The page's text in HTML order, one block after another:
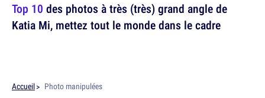
Top 10 des photos à très (très) grand angle de
Katia Mi, mettez tout le monde dans le cadre
Accueil Photo manipulées